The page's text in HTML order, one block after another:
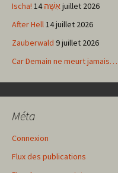
Ischa! אִשָּׁה14 juillet 2026
After Hell14 juillet 2026
Zauberwald 9 juillet 2026
Car Demain ne meurt jamais…
Méta
Connexion
Flux des publications